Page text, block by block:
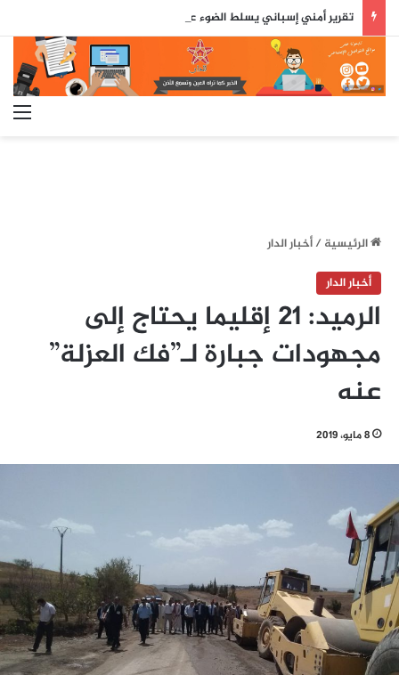
الرئيسية/أخبار الدار
أخبار الدار
الرميد: 21 إقليما يحتاج إلى
مجهودات جبارة لـ”فك العزلة”
عنه
8 مايو، 2019